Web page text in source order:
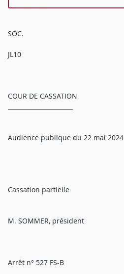
SOC.
JL10
COUR DE CASSATION
Audience publique du 22 mai 2024
Cassation partielle
M. SOMMER, président
Arrêt n° 527 FS-B